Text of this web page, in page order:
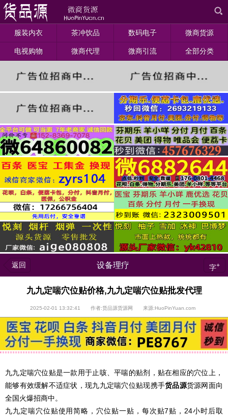
服装内衣 茶冲饮品 数码电子 微商货源
电视购物 微商代理 微商引流 全部分类
返回 设备理疗 字+
九九定喘穴位贴价格,九九定喘穴位贴批发代理
2025-02-01 13:32:41 作者:货品源货源网 来源:HuoPinYuan.com
九九定喘穴位贴是一款用于止咳、平喘的贴剂，贴在相应的穴位上，
能够有效缓解不适症状，现九九定喘穴位贴现携手货品源货源网面向
全国火爆招商中。
九九定喘穴位贴使用简略，穴位贴一贴，每次贴7贴，24小时后取